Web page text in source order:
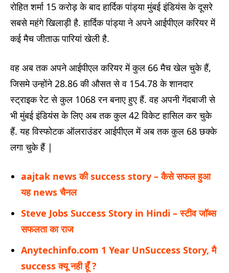
रोहित शर्मा 15 करोड़ के बाद हार्दिक पांड्या मुंबई इंडियंस के दूसरे
सबसे महंगे खिलाड़ी है. हार्दिक पांड्या ने अपने आईपीएल करियर में
कई मैच जीताऊ पारियां खेली है.
वह अब तक अपने आईपीएल करियर में कुल 66 मैच खेल चुके हैं,
जिसमे उन्होंने 28.86 की औसत से व 154.78 के शानदार
स्ट्राइक रेट से कुल 1068 रन बनाए हुए हैं. वह अपनी गेंदबाजी से
भी मुंबई इंडियंस के लिए अब तक कुल 42 विकेट हासिल कर चुके
हैं. यह विस्फोटक ऑलराउंडर आईपीएल में अब तक कुल 68 छक्के
लगा चुके हैं |
aajtak news की success story – कैसे सफल हुआ
यह news चैनल
Steve Jobs Success Story in Hindi – स्टीव जॉब्स
सफलता का राज
Anytechinfo.com 1 Year UnSuccess Story, मै
success क्यू नही हूँ ?